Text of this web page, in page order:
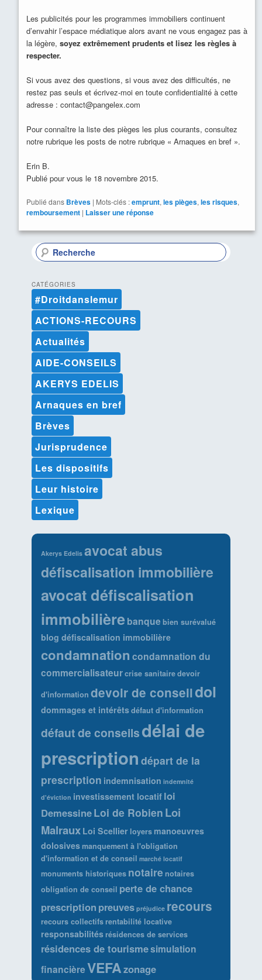
Les publicités pour les programmes immobiliers continuent
d’envahir l’espace médiatique alors avant ne vous engagez pas à
la légère, soyez extrêmement prudents et lisez les règles à
respecter.
Si vous avez des questions, si vous avez des difficultés, ne
restez pas seuls et écrivez-moi en toute confidentialité à cette
adresse : contact@pangelex.com
Pour connaître la liste des pièges les plus courants, consultez
notre rubrique les posts de notre rubrique « Arnaques en bref ».
Erin B.
Publié pour vous le 18 novembre 2015.
Publié dans Brèves | Mots-clés :emprunt, les pièges, les risques,
remboursement | Laisser une réponse
R
e
h
e
c
h
CATÉGORIES
#Droitdanslemur
ACTIONS-RECOURS
Actualités
AIDE-CONSEILS
AKERYS EDELIS
Arnaques en bref
Brèves
Jurisprudence
Les dispositifs
Leur histoire
Lexique
Akerys Edelis avocat abus
défiscalisation immobilière
avocat défiscalisation
immobilièrebanque bien surévalué
blog défiscalisation immobilière
condamnation condamnation du
commercialisateurcrise sanitairedevoir
d'information devoir de conseildol
dommages et intérêtsdéfaut d'information
défaut de conseilsdélai de
prescription départ de la
prescription indemnisation indemnité
d'éviction investissement locatif loi
DemessineLoi de Robien Loi
Malraux Loi Scellier loyers manoeuvres
dolosivesmanquement à l'obligation
d'information et de conseil marché locatif
monuments historiques notaire notaires
obligation de conseil perte de chance
prescription preuves préjudice recours
recours collectifsrentabilité locative
responsabilitésrésidences de services
résidences de tourismesimulation
financièreVEFAzonage